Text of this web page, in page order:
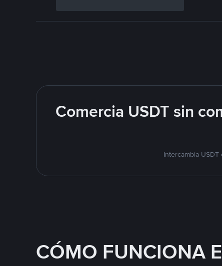
Comercia USDT sin
Intercambia
CÓMO FUNCIONA